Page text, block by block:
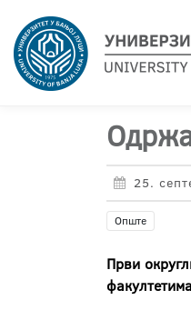
25.
Опште
Први
факултетима